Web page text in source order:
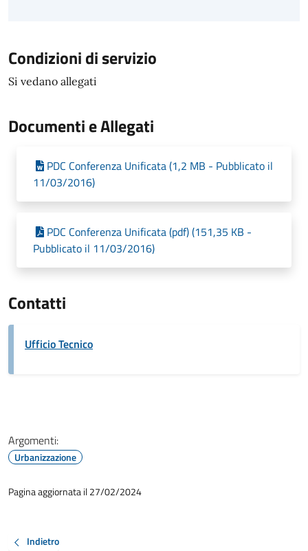
Condizioni di servizio
Si vedano allegati
Documenti e Allegati
PDC Conferenza Unificata (1,2 MB - Pubblicato il
11/03/2016)
PDC Conferenza Unificata (pdf) (151,35 KB -
Pubblicato il 11/03/2016)
Contatti
Ufficio Tecnico
Argomenti:
Urbanizzazione
Pagina aggiornata il 27/02/2024
Indietro